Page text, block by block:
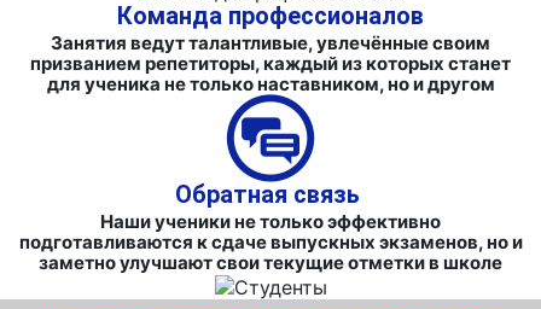
Команда профессионалов
Занятия ведут талантливые, увлечённые своим
призванием репетиторы, каждый из которых станет
для ученика не только наставником, но и другом
Обратная связь
Наши ученики не только эффективно
подготавливаются к сдаче выпускных экзаменов, но и
заметно улучшают свои текущие отметки в школе